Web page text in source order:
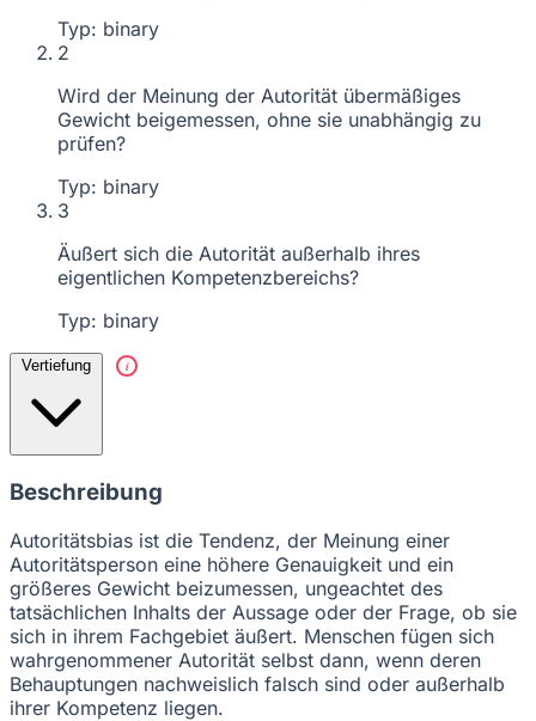
Typ: binary
2
Wird der Meinung der Autorität übermäßiges
Gewicht beigemessen, ohne sie unabhängig zu
prüfen?
Typ: binary
3
Äußert sich die Autorität außerhalb ihres
eigentlichen Kompetenzbereichs?
Typ: binary
Vertiefung i
Beschreibung
Autoritätsbias ist die Tendenz, der Meinung einer
Autoritätsperson eine höhere Genauigkeit und ein
größeres Gewicht beizumessen, ungeachtet des
tatsächlichen Inhalts der Aussage oder der Frage, ob sie
sich in ihrem Fachgebiet äußert. Menschen fügen sich
wahrgenommener Autorität selbst dann, wenn deren
Behauptungen nachweislich falsch sind oder außerhalb
ihrer Kompetenz liegen.